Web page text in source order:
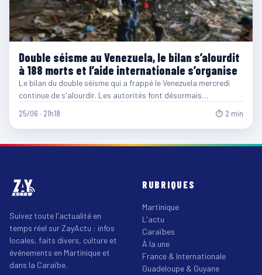
Double séisme au Venezuela, le bilan s’alourdit
à 188 morts et l’aide internationale s’organise
Le bilan du double séisme qui a frappé le Venezuela mercredi
continue de s'alourdir. Les autorités font désormais…
25/06 · 21h18 ⏱ 2 min
Suivez toute l'actualité en
temps réel sur ZayActu : infos
locales, faits divers, culture et
événements en Martinique et
dans la Caraïbe.
RUBRIQUES
Martinique
L'actu
Caraïbes
À la une
France & Internationale
Guadeloupe & Guyane